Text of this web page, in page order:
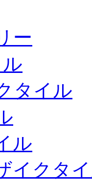
ー
タイル
ル
イクタ